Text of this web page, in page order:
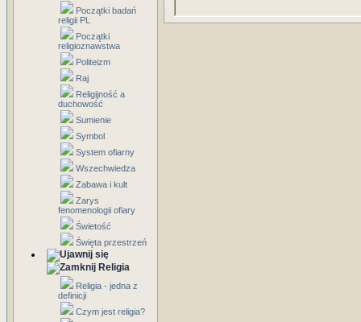
Początki badań
religii PL
Początki
religioznawstwa
Politeizm
Raj
Religijność a
duchowość
Sumienie
Symbol
System ofiarny
Wszechwiedza
Zabawa i kult
Zarys
fenomenologii ofiary
Świetość
Święta przestrzeń
Religia
Religia - jedna z
definicji
Czym jest religia?